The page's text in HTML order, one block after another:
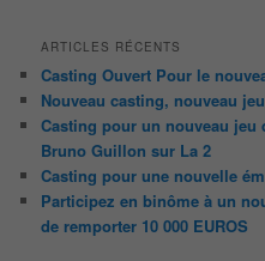
ARTICLES RÉCENTS
Casting Ouvert Pour le
Nouveau casting, nouveau
Casting pour un nouveau jeu
Bruno Guillon sur La 2
Casting pour une nouvelle
Participez en binôme à un
de remporter 10 000 EUROS